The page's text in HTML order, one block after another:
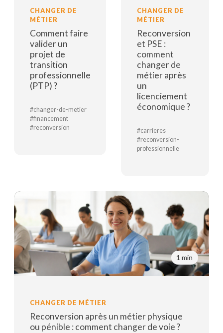
CHANGER DE
MÉTIER
Comment faire
valider un
projet de
transition
professionnelle
(PTP) ?
#changer-de-metier
#financement
#reconversion
CHANGER DE
MÉTIER
Reconversion
et PSE :
comment
changer de
métier après
un
licenciement
économique ?
#carrieres
#reconversion-
professionnelle
1 min
CHANGER DE MÉTIER
Reconversion après un métier physique
ou pénible : comment changer de voie ?